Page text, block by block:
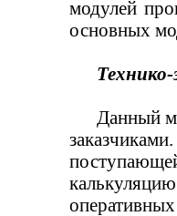
модулей
основных
Данный